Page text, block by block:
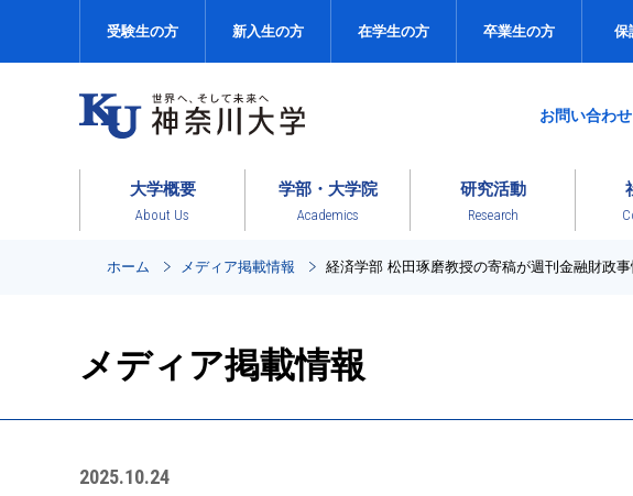
受験生の方 新入生の方 在学生の方 卒業生の方 保
お問い合わせ
大学概要
About Us
学部・大学院
Academics
研究活動
Research
ホーム メディア掲載情報 経済学部 松田琢磨教授の寄稿が週刊金融財政
メディア掲載情報
2025.10.24